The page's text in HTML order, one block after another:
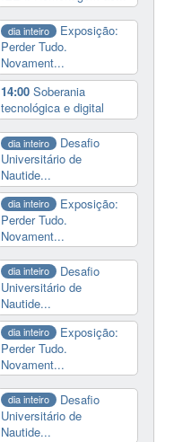
dia inteiro
Exposição:
Perder Tudo.
Novament...
14:00Soberania
tecnológica e digital
dia inteiro
Desafio
Universitário de
Nautide...
dia inteiro
Exposição:
Perder Tudo.
Novament...
dia inteiro
Desafio
Universitário de
Nautide...
dia inteiro
Exposição:
Perder Tudo.
Novament...
dia inteiro
Desafio
Universitário de
Nautide...